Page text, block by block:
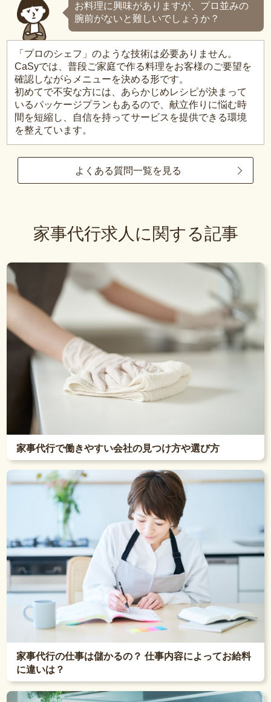
お料理に興味がありますが、プロ並みの
腕前がないと難しいでしょうか？
「プロのシェフ」のような技術は必要ありません。
CaSyでは、普段ご家庭で作る料理をお客様のご要望を
確認しながらメニューを決める形です。
初めてで不安な方には、あらかじめレシピが決まって
いるパッケージプランもあるので、献立作りに悩む時
間を短縮し、自信を持ってサービスを提供できる環境
を整えています。
よくある質問一覧を見る
家事代行求人に関する記事
家事代行で働きやすい会社の見つけ方や選び方
家事代行の仕事は儲かるの？ 仕事内容によってお給料
に違いは？